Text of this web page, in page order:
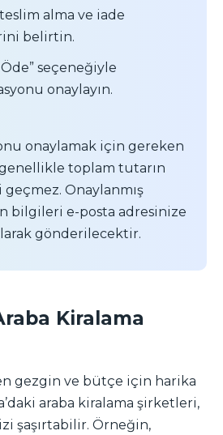
alma ve iade
belirtin.
seçeneğiyle
onaylayın.
onaylamak için gereken
toplam tutarın
geçmez. Onaylanmış
bilgileri e-posta adresinize
gönderilecektir.
Kiralama
gezgin ve bütçe için harika
araba kiralama şirketleri,
şaşırtabilir. Örneğin,